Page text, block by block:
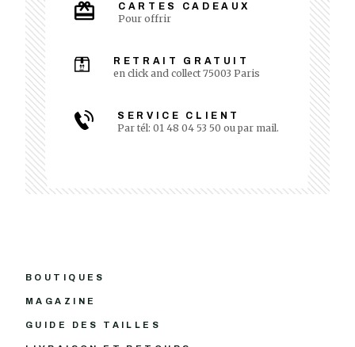
CARTES CADEAUX
Pour offrir
RETRAIT GRATUIT
en click and collect 75003 Paris
SERVICE CLIENT
Par tél: 01 48 04 53 50 ou par mail.
BOUTIQUES
MAGAZINE
GUIDE DES TAILLES